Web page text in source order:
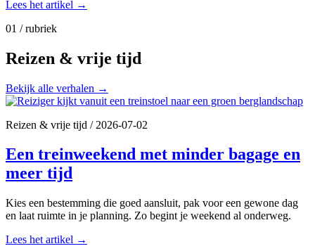
Lees het artikel →
01 / rubriek
Reizen & vrije tijd
Bekijk alle verhalen →
Reizen & vrije tijd /2026-07-02
Een treinweekend met minder bagage en
meer tijd
Kies een bestemming die goed aansluit, pak voor een gewone dag
en laat ruimte in je planning. Zo begint je weekend al onderweg.
Lees het artikel →